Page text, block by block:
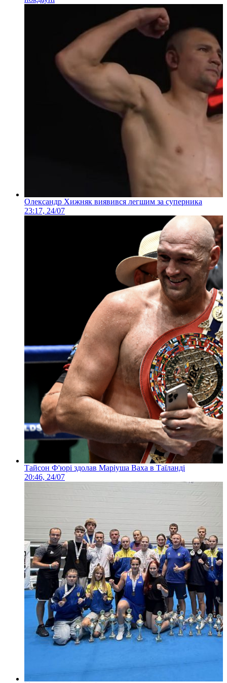
Олександр Хижняк виявився легшим за суперника
23:17, 24/07
Тайсон Ф'юрі здолав Маріуша Ваха в Таїланді
20:46, 24/07